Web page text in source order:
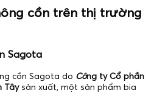
cồn trên thị trường
Sagota
cồn Sagota do Công ty Cổ phần
Tâysản xuất, một sản phẩm bia